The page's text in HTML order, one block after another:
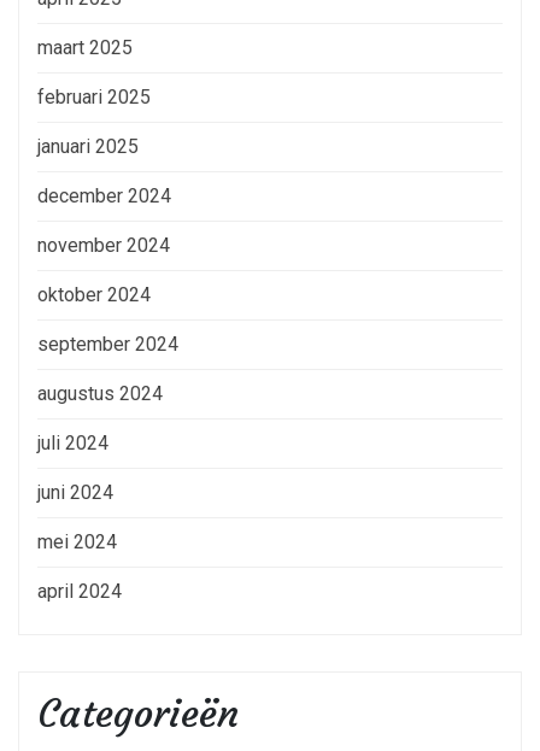
maart 2025
februari 2025
januari 2025
december 2024
november 2024
oktober 2024
september 2024
augustus 2024
juli 2024
juni 2024
mei 2024
april 2024
Categorieën